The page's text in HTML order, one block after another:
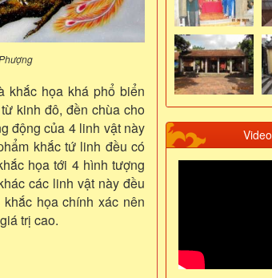
khắc họa khá phổ biển
kinh đô, đền chùa cho
động của 4 linh vật này
khắc tứ linh đều có
họa tới 4 hình tượng
các linh vật này đều
họa chính xác nên
trị cao.
Video